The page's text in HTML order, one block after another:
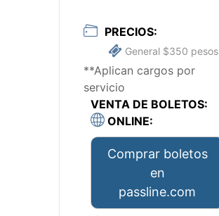
PRECIOS:
General $350 pesos
**Aplican cargos por
servicio
VENTA DE BOLETOS:
ONLINE:
Comprar boletos
en
passline.com